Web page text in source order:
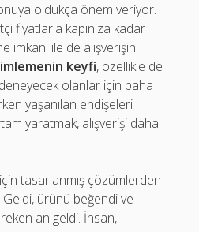
oldukça önem veriyor.
fiyatlarla kapınıza kadar
imkanı ile de alışverişin
keyfi, özellikle de
olanlar için paha
yaşanılan endişeleri
yaratmak, alışverişi daha
tasarlanmış çözümlerden
Geldi, ürünü beğendi ve
an geldi. İnsan,